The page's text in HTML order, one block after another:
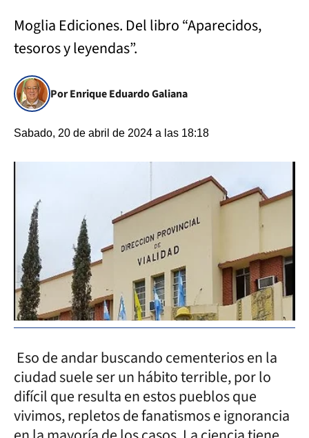
Moglia Ediciones. Del libro “Aparecidos,
tesoros y leyendas”.
Por Enrique Eduardo Galiana
Sabado, 20 de abril de 2024 a las 18:18
Eso de andar buscando cementerios en la
ciudad suele ser un hábito terrible, por lo
difícil que resulta en estos pueblos que
vivimos, repletos de fanatismos e ignorancia